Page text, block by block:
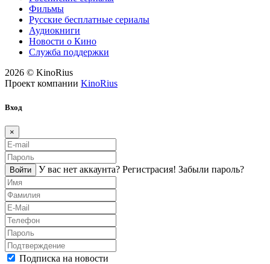
Фильмы
Русские бесплатные сериалы
Аудиокниги
Новости о Кино
Служба поддержки
2026 © KinoRius
Проект компании KinoRius
Вход
×
Войти У вас нет аккаунта? Регистраcия! Забыли пароль?
Подписка на новости